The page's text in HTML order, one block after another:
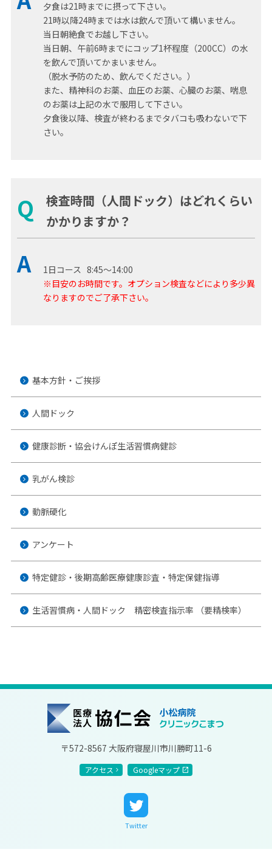
基本方針・ご挨拶
人間ドック
健康診断・協会けんぽ生活習慣病健診
乳がん検診
動脈硬化
アンケート
特定健診・後期高齢医療健康診査・特定保健指導
生活習慣病・人間ドック 精密検査指示率 （要精検率）
夕食は21時までに摂って下さい。
21時以降24時までは水は飲んで頂いて構いません。
当日朝絶食でお越し下さい。
当日朝、午前6時までにコップ1杯程度（200CC）の水
を飲んで頂いてかまいません。
（脱水予防のため、飲んでください。）
また、精神科のお薬、血圧のお薬、心臓のお薬、喘息
のお薬は上記の水で服用して下さい。
夕食後以降、検査が終わるまでタバコも吸わないで下
さい。
Q
検査時間（人間ドック）はどれくらい
かかりますか？
A
1日コース 8:45～14:00
※目安のお時間です。オプション検査などにより多少異
なりますのでご了承下さい。
〒572-8567 大阪府寝屋川市川勝町11-6
アクセス Googleマップ
Twitter